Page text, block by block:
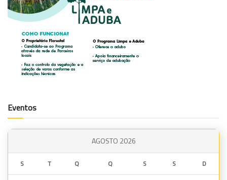
Eventos
AGOSTO 2026
S T Q Q S S D